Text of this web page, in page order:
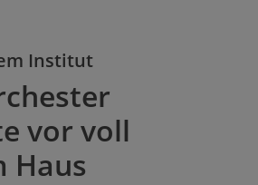
Institut
vor voll
Haus